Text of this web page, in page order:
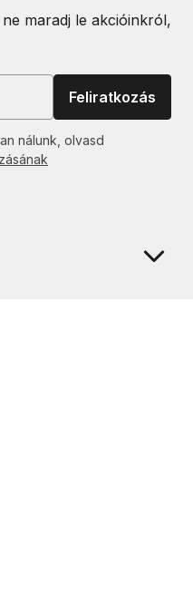
maradj le akcióinkról,
Feliratkozás
nálunk, olvasd